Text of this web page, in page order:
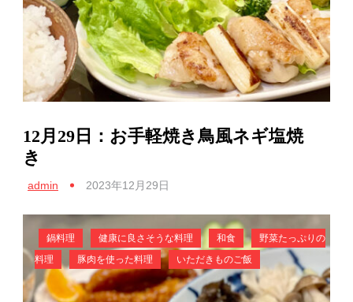
12月29日：お手軽焼き鳥風ネギ塩焼
き
admin 2023年12月29日
鍋料理 健康に良さそうな料理 和食
野菜たっぷりの
料理
豚肉を使った料理 いただきものご飯